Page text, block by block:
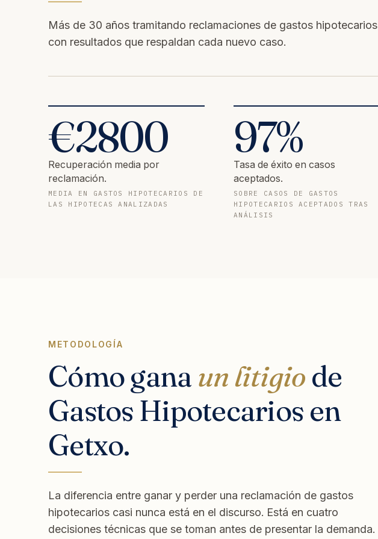
Más de 30 años tramitando reclamaciones de gastos hipotecarios
con resultados que respaldan cada nuevo caso.
€2800
Recuperación media por
reclamación.
MEDIA EN GASTOS HIPOTECARIOS DE
LAS HIPOTECAS ANALIZADAS
97%
Tasa de éxito en casos
aceptados.
SOBRE CASOS DE GASTOS
HIPOTECARIOS ACEPTADOS TRAS
ANÁLISIS
METODOLOGÍA
Cómo gana un litigio de
Gastos Hipotecarios en
Getxo.
La diferencia entre ganar y perder una reclamación de gastos
hipotecarios casi nunca está en el discurso. Está en cuatro
decisiones técnicas que se toman antes de presentar la demanda.